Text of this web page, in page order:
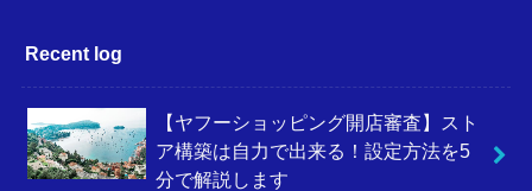
Recent log
【ヤフーショッピング開店審査】スト
ア構築は自力で出来る！設定方法を5
分で解説します